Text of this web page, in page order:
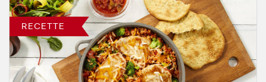
RECETTE